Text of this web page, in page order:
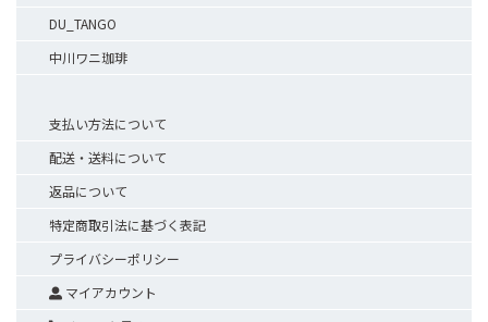
DU_TANGO
中川ワニ珈琲
支払い方法について
配送・送料について
返品について
特定商取引法に基づく表記
プライバシーポリシー
マイアカウント